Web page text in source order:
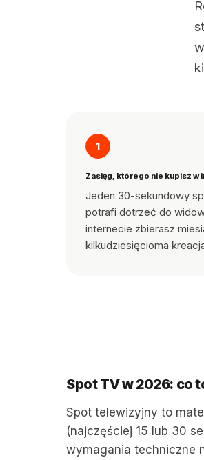
1
Zasięg, którego nie kupisz w
Jeden 30-sekundowy
potrafi dotrzeć do
internecie zbierasz
kilkudziesięcioma
Spot TV w 2026: co
Spot telewizyjny to
(najczęściej 15 lub 30
wymagania techniczne